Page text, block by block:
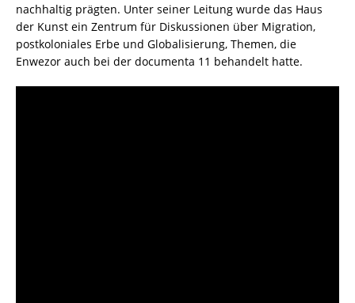
nachhaltig prägten. Unter seiner Leitung wurde das Haus
der Kunst ein Zentrum für Diskussionen über Migration,
postkoloniales Erbe und Globalisierung, Themen, die
Enwezor auch bei der documenta 11 behandelt hatte.